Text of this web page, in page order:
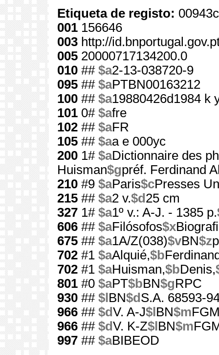
Etiqueta de registo:
001 156646
003 http://
005 20000717134200.0
010 ## $a2-13-038720-9
095 ## $aPTBN00163212
100 ## $a19880426d1984 k
101 0# $afre
102 ## $aFR
105 ## $aa e 000yc
200 1# $aDictionnaire des
Huisman$gpréf. Ferdinand
210 #9 $aParis$cPresses
215 ## $a2 v.$d 25 cm
327 1# $a1º v.: A-J. - 1385 p.
606 ## $aFilósofos$x
675 ## $a1A/Z(038)$vBN$z
702 #1 $aAlquié,$b
702 #1 $aHuisman,$bDenis,
801 #0 $aPT$bBN$gRPC
930 ## $l BN$d S.A. 68593-
966 ## $dV. A-J$l BN$m
966 ## $dV. K-Z$l BN$m
997 ## $aBIBEOD